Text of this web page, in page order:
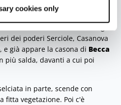
cookies only
dei poderi Serciole, Casanova
e già appare la casona di Becca
più salda, davanti a cui poi
in parte, scende con
fitta vegetazione. Poi c'è